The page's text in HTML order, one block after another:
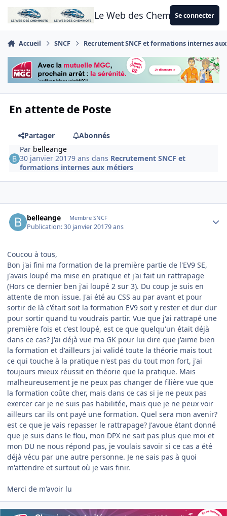
Aller au contenu
Le Web des CheminotsSe connecter
Accueil SNCF Recrutement SNCF et formations internes
En attente de Poste
Partager
Abonnés
Par belleange
30 janvier 20179 ans dans Recrutement SNCF et
formations internes aux métiers
belleange Membre SNCF
Publication:30 janvier 20179 ans
Coucou à tous,
Bon j'ai fini ma formation de la première partie de l'EV9 SE,
j'avais loupé ma mise en pratique et j'ai fait un rattrapage
(Hors ce dernier ben j'ai loupé 2 sur 3). Du coup je suis en
attente de mon issue. J'ai été au CSS au par avant et pour
sortir de là c'était soit la formation EV9 soit y rester et dur dur
pour sortir quand tu voudrais partir. Vue que j'ai rattrapé une
première fois et c'est loupé, est ce que quelqu'un était déjà
dans ce cas? J'ai déjà vue ma GK pour lui dire que j'aime bien
la formation et d'ailleurs j'ai validé toute la théorie mais tout
ce qui touche à la pratique n'est pas du tout mon fort, j'ai
toujours mieux réussit en théorie que la pratique. Mais
malheureusement je ne peux pas changer de filière vue que
la formation coûte cher, mais dans ce cas si je ne peux pas
exercer car je ne suis pas habilitée, mais que je ne peux voir
ailleurs car ils ont payé une formation. Quel sera mon avenir?
est ce que je vais repasser le rattrapage? J'avoue étant donné
que je suis dans le flou, mon DPX ne sait pas plus que moi et
mon DU ne nous répond pas, je voulais savoir si ce cas a été
déjà vécu par une autre personne. Je ne sais pas à quoi
m'attendre et surtout où je vais finir.
Merci de m'avoir lu